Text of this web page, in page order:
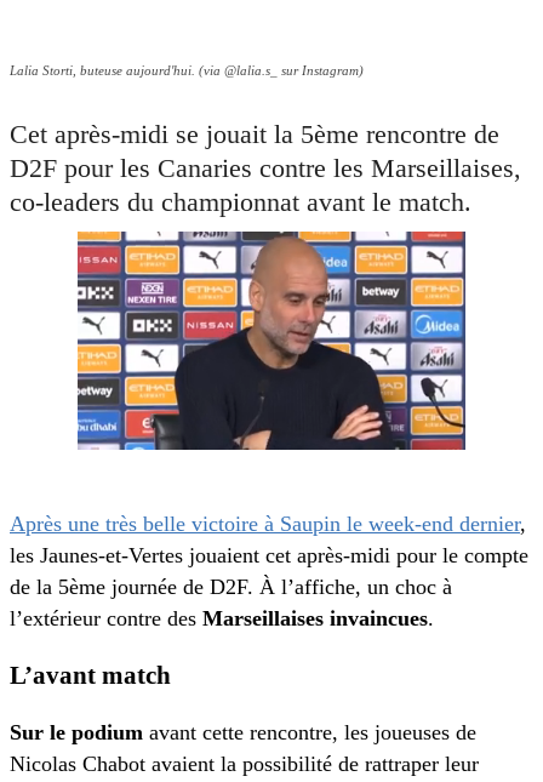
Lalia Storti, buteuse aujourd'hui. (via @lalia.s_ sur Instagram)
Cet après-midi se jouait la 5ème rencontre de
D2F pour les Canaries contre les Marseillaises,
co-leaders du championnat avant le match.
Après une très belle victoire à Saupin le week-end dernier,
les Jaunes-et-Vertes jouaient cet après-midi pour le compte
de la 5ème journée de D2F. À l’affiche, un choc à
l’extérieur contre des Marseillaises invaincues.
L’avant match
Sur le podium avant cette rencontre, les joueuses de
Nicolas Chabot avaient la possibilité de rattraper leur